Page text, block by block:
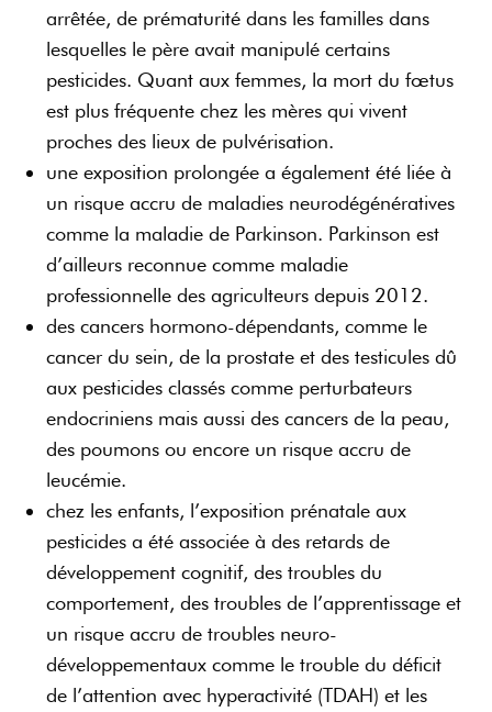
arrêtée, de prématurité dans les familles dans
lesquelles le père avait manipulé certains
pesticides. Quant aux femmes, la mort du fœtus
est plus fréquente chez les mères qui vivent
proches des lieux de pulvérisation.
une exposition prolongée a également été liée à
un risque accru de maladies neurodégénératives
comme la maladie de Parkinson. Parkinson est
d’ailleurs reconnue comme maladie
professionnelle des agriculteurs depuis 2012.
des cancers hormono-dépendants, comme le
cancer du sein, de la prostate et des testicules dû
aux pesticides classés comme perturbateurs
endocriniens mais aussi des cancers de la peau,
des poumons ou encore un risque accru de
leucémie.
chez les enfants, l’exposition prénatale aux
pesticides a été associée à des retards de
développement cognitif, des troubles du
comportement, des troubles de l’apprentissage et
un risque accru de troubles neuro-
développementaux comme le trouble du déficit
de l’attention avec hyperactivité (TDAH) et les